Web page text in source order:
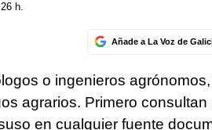
h.
Añade a La Voz de
o ingenieros
agrarios. Primero
en cualquier fuente